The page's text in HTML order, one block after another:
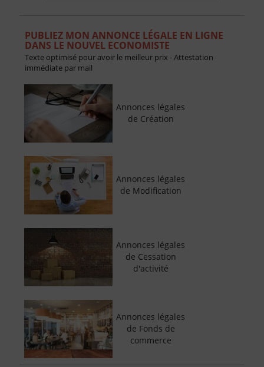
PUBLIEZ MON ANNONCE LÉGALE EN LIGNE
DANS LE NOUVEL ECONOMISTE
Texte optimisé pour avoir le meilleur prix - Attestation
immédiate par mail
Annonces légales
de Création
Annonces légales
de Modification
Annonces légales
de Cessation
d'activité
Annonces légales
de Fonds de
commerce